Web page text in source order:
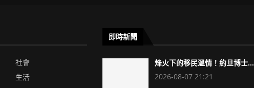
社會
生活
即時新聞
烽火下的移民溫情！約旦博士...
2026-08-07 21:21